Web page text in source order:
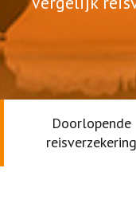
Doorlopende
reisverzekering